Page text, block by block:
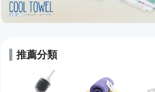
推薦分類